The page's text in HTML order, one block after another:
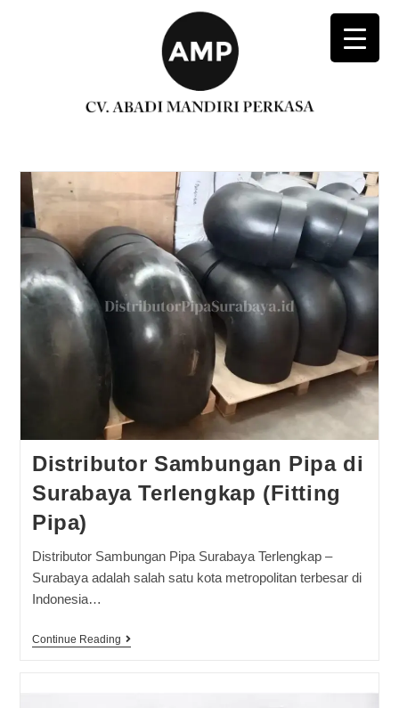
Distributor Sambungan Pipa di
Surabaya Terlengkap (Fitting
Pipa)
Distributor Sambungan Pipa Surabaya Terlengkap –
Surabaya adalah salah satu kota metropolitan terbesar di
Indonesia…
Continue Reading